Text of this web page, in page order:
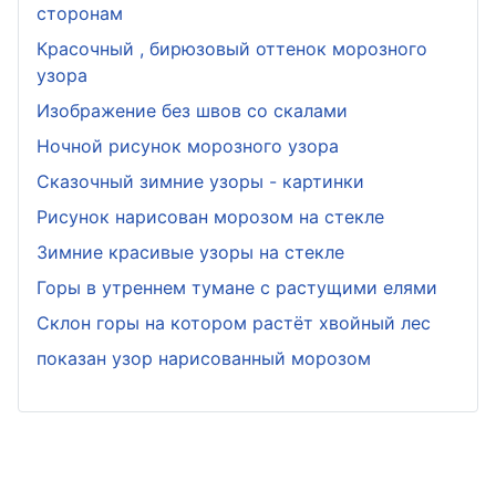
сторонам
Красочный , бирюзовый оттенок морозного
узора
Изображение без швов со скалами
Ночной рисунок морозного узора
Сказочный зимние узоры - картинки
Рисунок нарисован морозом на стекле
Зимние красивые узоры на стекле
Горы в утреннем тумане с растущими елями
Склон горы на котором растёт хвойный лес
показан узор нарисованный морозом